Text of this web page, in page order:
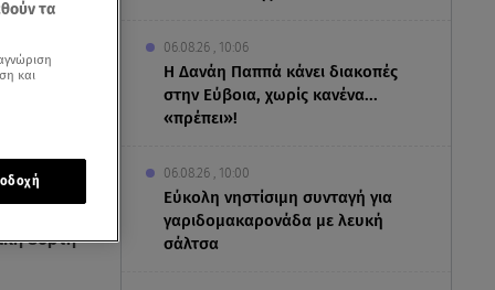
06.08.26 , 10:06
Η Δανάη Παππά κάνει διακοπές
στην Εύβοια, χωρίς κανένα...
«πρέπει»!
06.08.26 , 10:00
Eύκολη νηστίσιμη συνταγή για
γαριδομακαρονάδα με λευκή
σάλτσα
την
εορτή
τα
και